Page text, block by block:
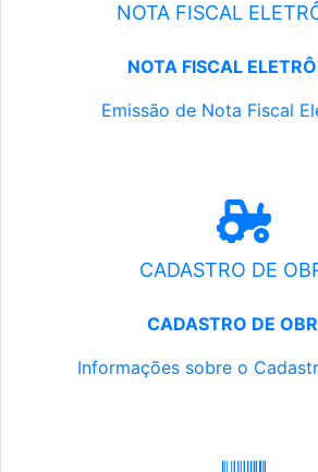
NOTA FISCAL
NOTA FISCAL
Emissão de Nota Fiscal
CADASTRO DE
CADASTRO DE
Informações sobre o